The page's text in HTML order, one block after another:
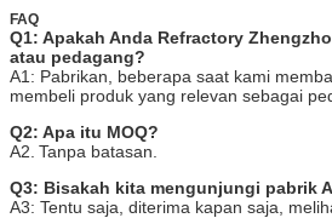
FAQ
Q1: Apakah Anda Refractory
atau pedagang?
A1: Pabrikan, beberapa saat kami
membeli produk yang relevan sebagai
Q2: Apa itu MOQ?
A2. Tanpa batasan.
Q3: Bisakah kita mengunjungi pabrik
A3: Tentu saja, diterima kapan saja,